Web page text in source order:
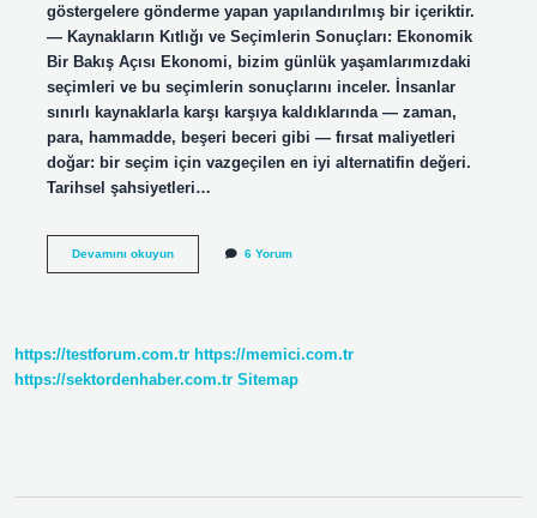
göstergelere gönderme yapan yapılandırılmış bir içeriktir.
— Kaynakların Kıtlığı ve Seçimlerin Sonuçları: Ekonomik
Bir Bakış Açısı Ekonomi, bizim günlük yaşamlarımızdaki
seçimleri ve bu seçimlerin sonuçlarını inceler. İnsanlar
sınırlı kaynaklarla karşı karşıya kaldıklarında — zaman,
para, hammadde, beşeri beceri gibi — fırsat maliyetleri
doğar: bir seçim için vazgeçilen en iyi alternatifin değeri.
Tarihsel şahsiyetleri…
Devamını okuyunHüsrev-
6 Yorum
https://testforum.com.tr https://memici.com.tr
https://sektordenhaber.com.tr Sitemap